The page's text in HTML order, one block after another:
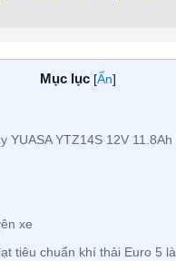
Mục lục [Ẩn]
YTZ14S 12V 11.8Ah
xe
tiêu chuẩn khí thải Euro 5